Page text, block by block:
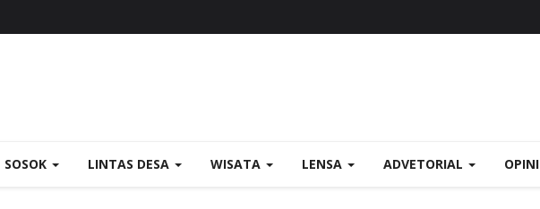
SOSOK LINTAS DESA WISATA LENSA ADVETORIAL OPINI